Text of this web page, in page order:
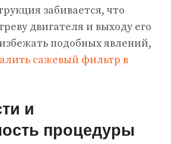
забивается, что
двигателя и выходу его
подобных явлений,
сажевый фильтр в
и
процедуры